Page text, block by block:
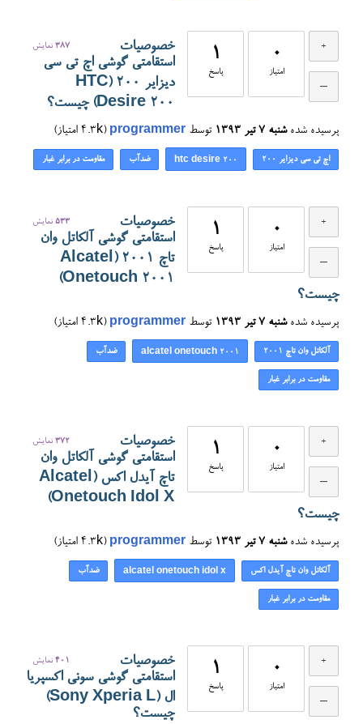
0
امتیاز
1
پاسخ
387 نمایش
خصوصیات
استقامتی گوشی اچ تی سی
دیزایر ۲۰۰ (HTC
Desire 200) چیست؟
پرسیده شده شنبه ۷ تیر ۱۳۹۳ توسط programmer
(
4.3k امتیاز)
اچ تی سی دیزایر ۲۰۰ htc desire 200 ضدآب مقاومت در برابر غبار
0
امتیاز
1
پاسخ
533 نمایش
خصوصیات
استقامتی گوشی آلکاتل وان
تاچ ۲۰۰۱ (Alcatel
Onetouch 2001)
چیست؟
پرسیده شده شنبه ۷ تیر ۱۳۹۳ توسط programmer
(
4.3k امتیاز)
آلکاتل وان تاچ ۲۰۰۱ alcatel onetouch 2001 ضدآب
مقاومت در برابر غبار
0
امتیاز
1
پاسخ
372 نمایش
خصوصیات
استقامتی گوشی آلکاتل وان
تاچ آیدل اکس (Alcatel
Onetouch Idol X)
چیست؟
پرسیده شده شنبه ۷ تیر ۱۳۹۳ توسط programmer
(
4.3k امتیاز)
آلکاتل وان تاچ آیدل اکس alcatel onetouch idol x ضدآب
مقاومت در برابر غبار
0
امتیاز
1
پاسخ
401 نمایش
خصوصیات
استقامتی گوشی سونی اکسپریا
ال (Sony Xperia L)
چیست؟